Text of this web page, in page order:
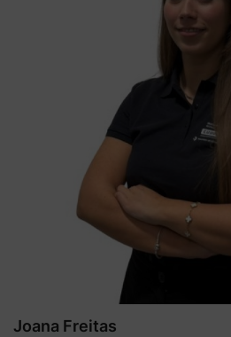
Joana Freitas